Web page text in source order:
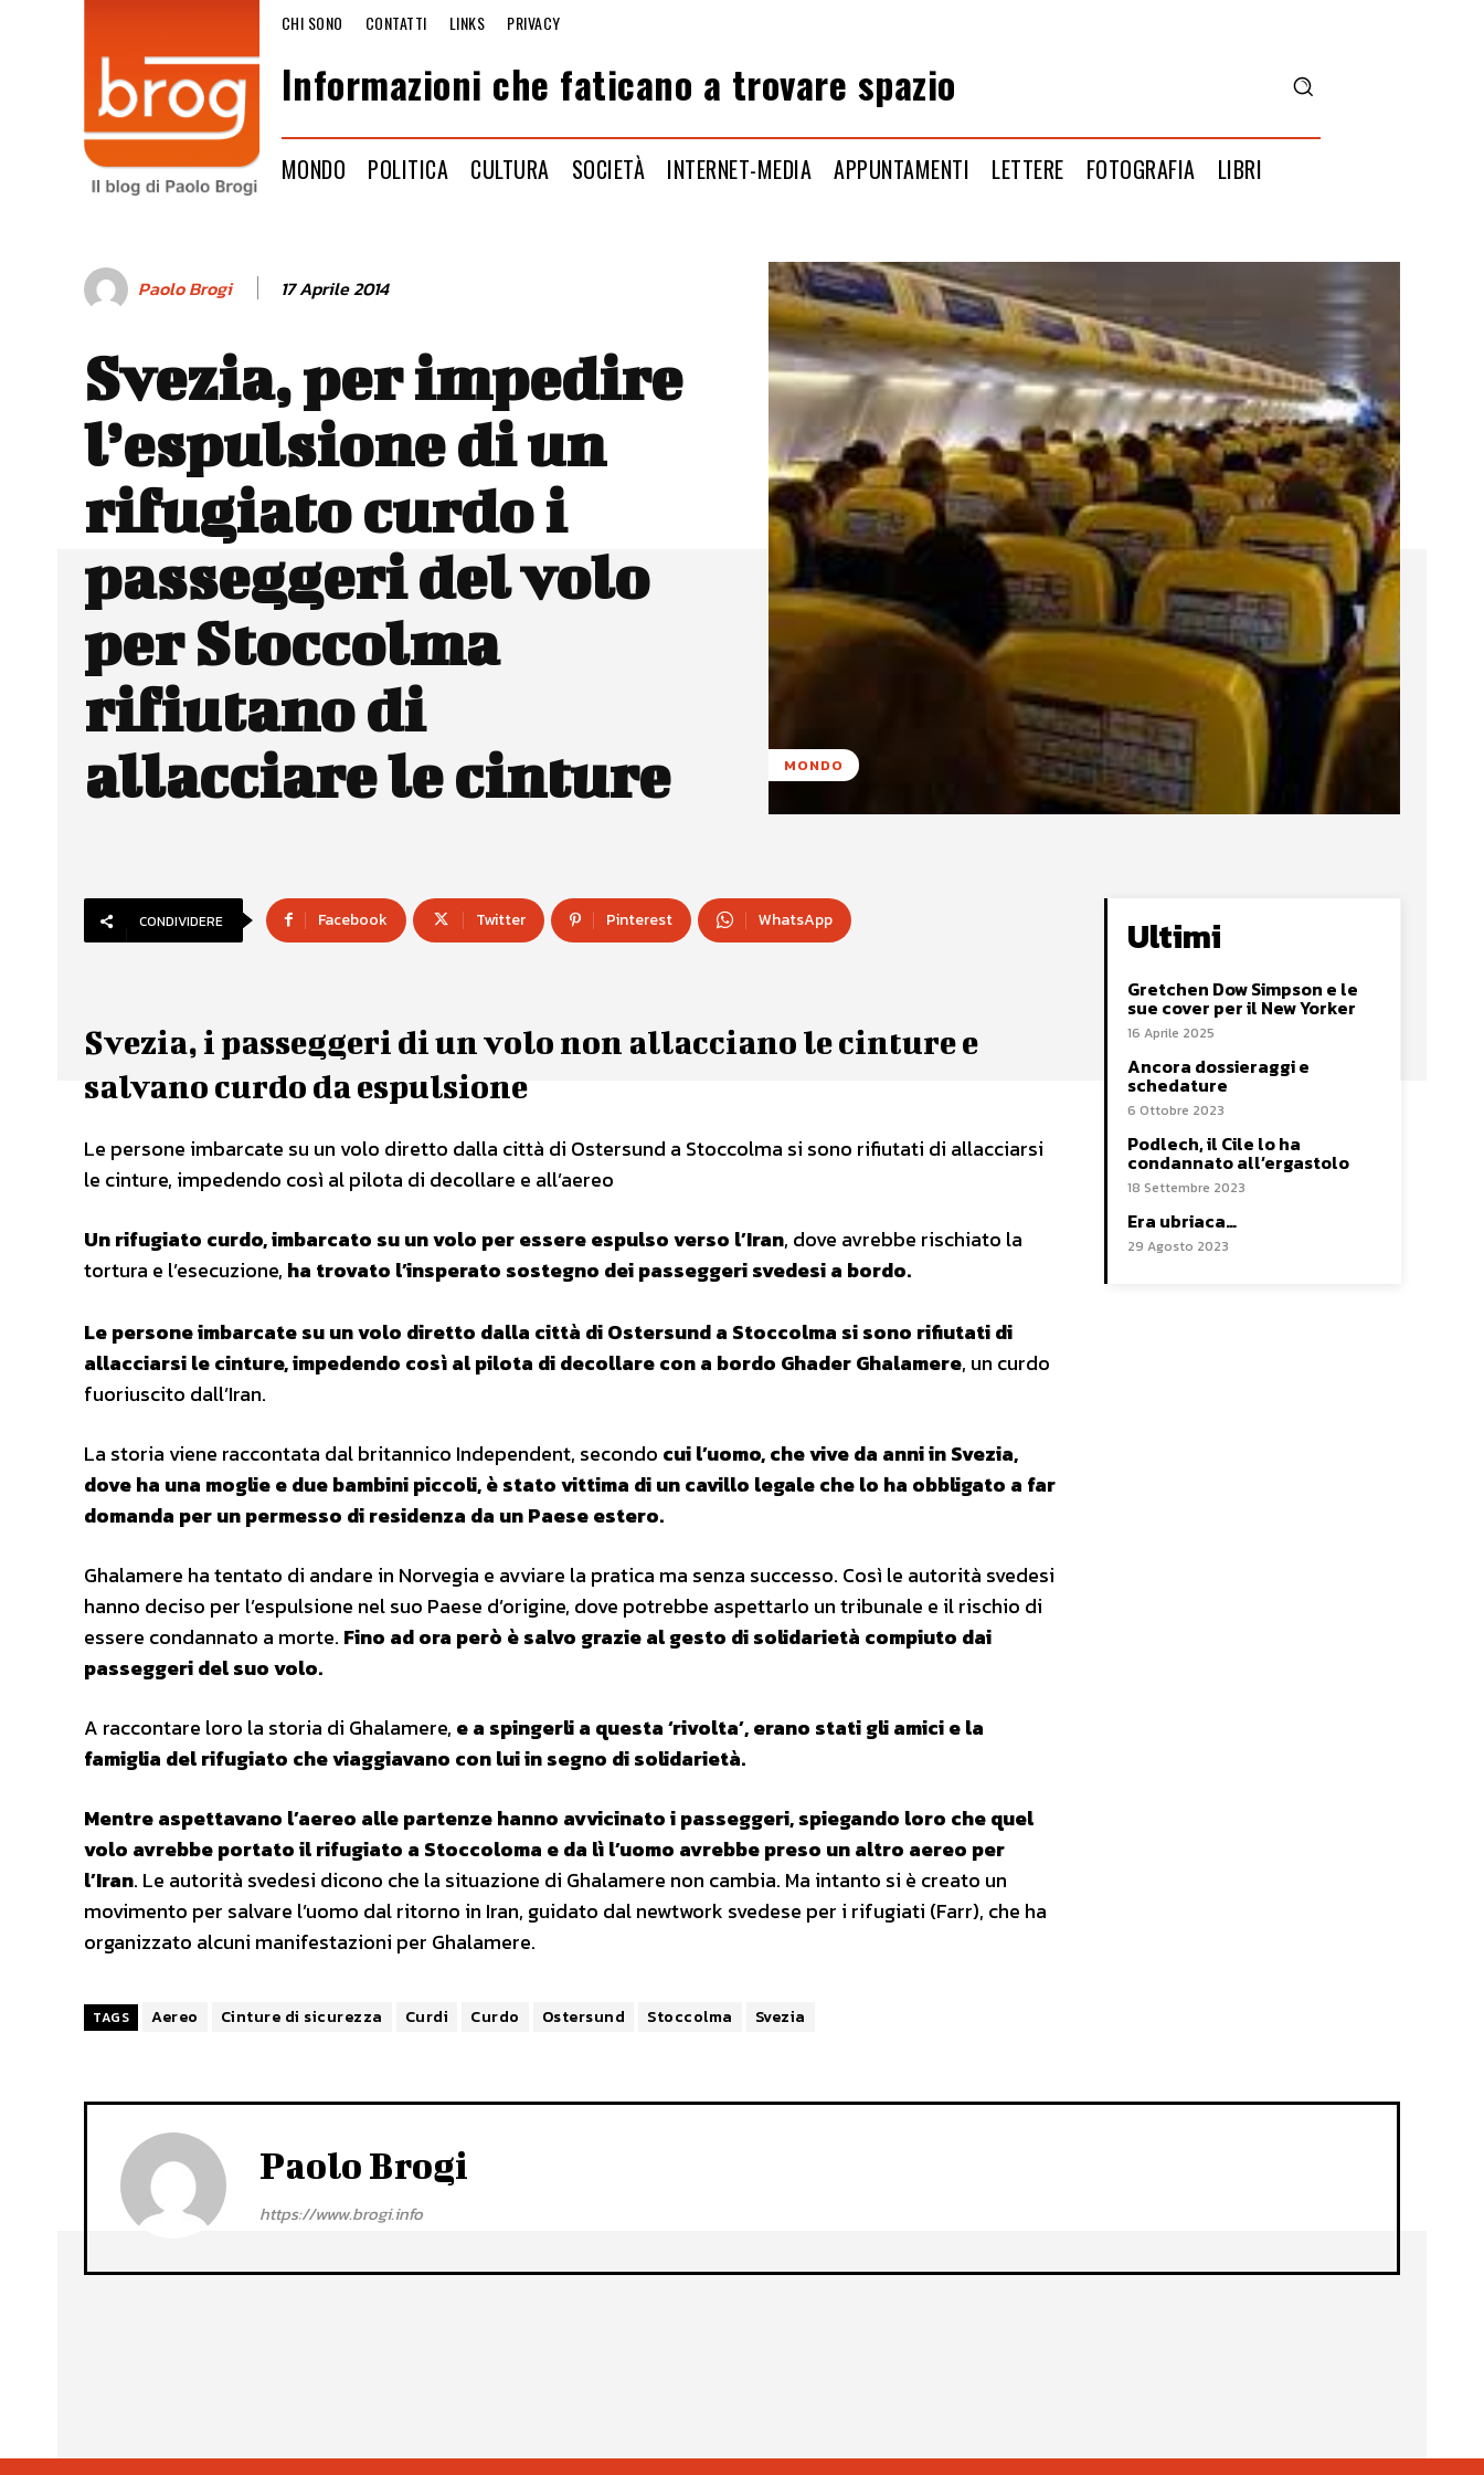
CHI SONO CONTATTI LINKS PRIVACY
Informazioni che faticano a trovare spazio
MONDO POLITICA CULTURA SOCIETÀ INTERNET-MEDIA APPUNTAMENTI LETTERE FOTOGRAFIA LIBRI
Paolo Brogi 17 Aprile 2014
Svezia, per impedire
l’espulsione di un
rifugiato curdo i
passeggeri del volo
per Stoccolma
rifiutano di
allacciare le cinture
MONDO
CONDIVIDERE Facebook Twitter Pinterest WhatsApp
Svezia, i passeggeri di un volo non allacciano le cinture e
salvano curdo da espulsione
Le persone imbarcate su un volo diretto dalla città di Ostersund a Stoccolma si sono rifiutati di allacciarsi
le cinture, impedendo così al pilota di decollare e all’aereo
Un rifugiato curdo, imbarcato su un volo per essere espulso verso l’Iran, dove avrebbe rischiato la
tortura e l’esecuzione, ha trovato l’insperato sostegno dei passeggeri svedesi a bordo.
Le persone imbarcate su un volo diretto dalla città di Ostersund a Stoccolma si sono rifiutati di
allacciarsi le cinture, impedendo così al pilota di decollare con a bordo Ghader Ghalamere, un curdo
fuoriuscito dall’Iran.
La storia viene raccontata dal britannico Independent, secondo cui l’uomo, che vive da anni in Svezia,
dove ha una moglie e due bambini piccoli, è stato vittima di un cavillo legale che lo ha obbligato a far
domanda per un permesso di residenza da un Paese estero.
Ghalamere ha tentato di andare in Norvegia e avviare la pratica ma senza successo. Così le autorità svedesi
hanno deciso per l’espulsione nel suo Paese d’origine, dove potrebbe aspettarlo un tribunale e il rischio di
essere condannato a morte. Fino ad ora però è salvo grazie al gesto di solidarietà compiuto dai
passeggeri del suo volo.
A raccontare loro la storia di Ghalamere, e a spingerli a questa ‘rivolta’, erano stati gli amici e la
famiglia del rifugiato che viaggiavano con lui in segno di solidarietà.
Mentre aspettavano l’aereo alle partenze hanno avvicinato i passeggeri, spiegando loro che quel
volo avrebbe portato il rifugiato a Stoccoloma e da lì l’uomo avrebbe preso un altro aereo per
l’Iran. Le autorità svedesi dicono che la situazione di Ghalamere non cambia. Ma intanto si è creato un
movimento per salvare l’uomo dal ritorno in Iran, guidato dal newtwork svedese per i rifugiati (Farr), che ha
organizzato alcuni manifestazioni per Ghalamere.
TAGS Aereo Cinture di sicurezza Curdi Curdo Ostersund Stoccolma Svezia
Ultimi
Gretchen Dow Simpson e le
sue cover per il New Yorker
16 Aprile 2025
Ancora dossieraggi e
schedature
6 Ottobre 2023
Podlech, il Cile lo ha
condannato all’ergastolo
18 Settembre 2023
Era ubriaca…
29 Agosto 2023
Paolo Brogi
https://www.brogi.info